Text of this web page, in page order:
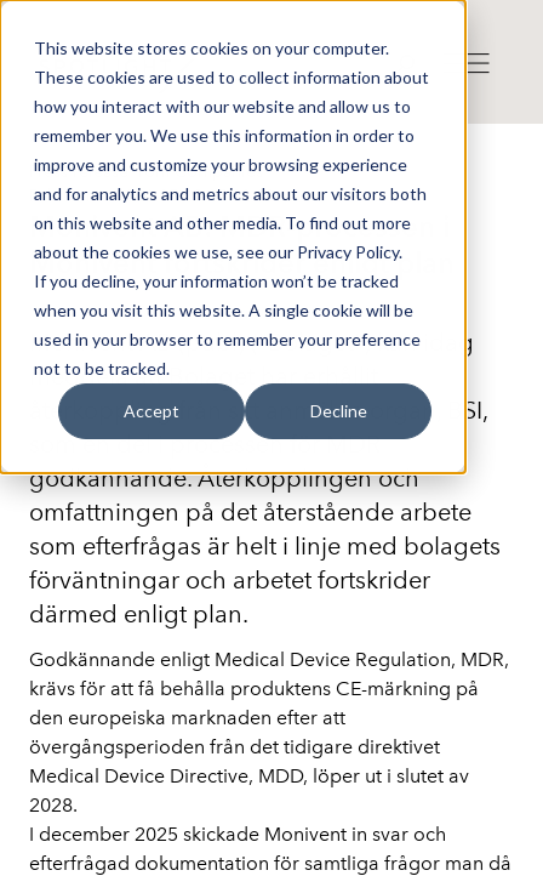
This website stores cookies on your computer.
These cookies are used to collect information about
how you interact with our website and allow us to
remember you. We use this information in order to
improve and customize your browsing experience
and for analytics and metrics about our visitors both
on this website and other media. To find out more
about the cookies we use, see our Privacy Policy.
If you decline, your information won’t be tracked
when you visit this website. A single cookie will be
used in your browser to remember your preference
not to be tracked.
Accept Decline
Press release from Companies
Publicerat: 2026-05-29 07:00:00
Monivent AB: MDR-processen i
Monivent fortskrider enligt plan
Monivent AB (publ) ("Bolaget") kan idag
meddela att Bolaget har erhållit
återkoppling från sitt anmälda organ, BSI,
som en del i processen för MDR
godkännande. Återkopplingen och
omfattningen på det återstående arbete
som efterfrågas är helt i linje med bolagets
förväntningar och arbetet fortskrider
därmed enligt plan.
Godkännande enligt Medical Device Regulation, MDR,
krävs för att få behålla produktens CE-märkning på
den europeiska marknaden efter att
övergångsperioden från det tidigare direktivet
Medical Device Directive, MDD, löper ut i slutet av
2028.
I december 2025 skickade Monivent in svar och
efterfrågad dokumentation för samtliga frågor man då